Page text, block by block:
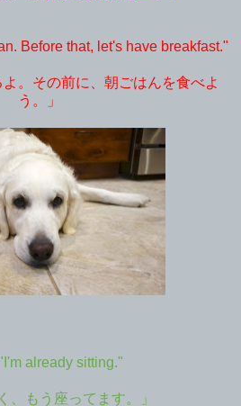
Before that, let's have breakfast."
。その前に、朝ごはんを食べよ
う。」
already sitting."
、もう座ってます。」